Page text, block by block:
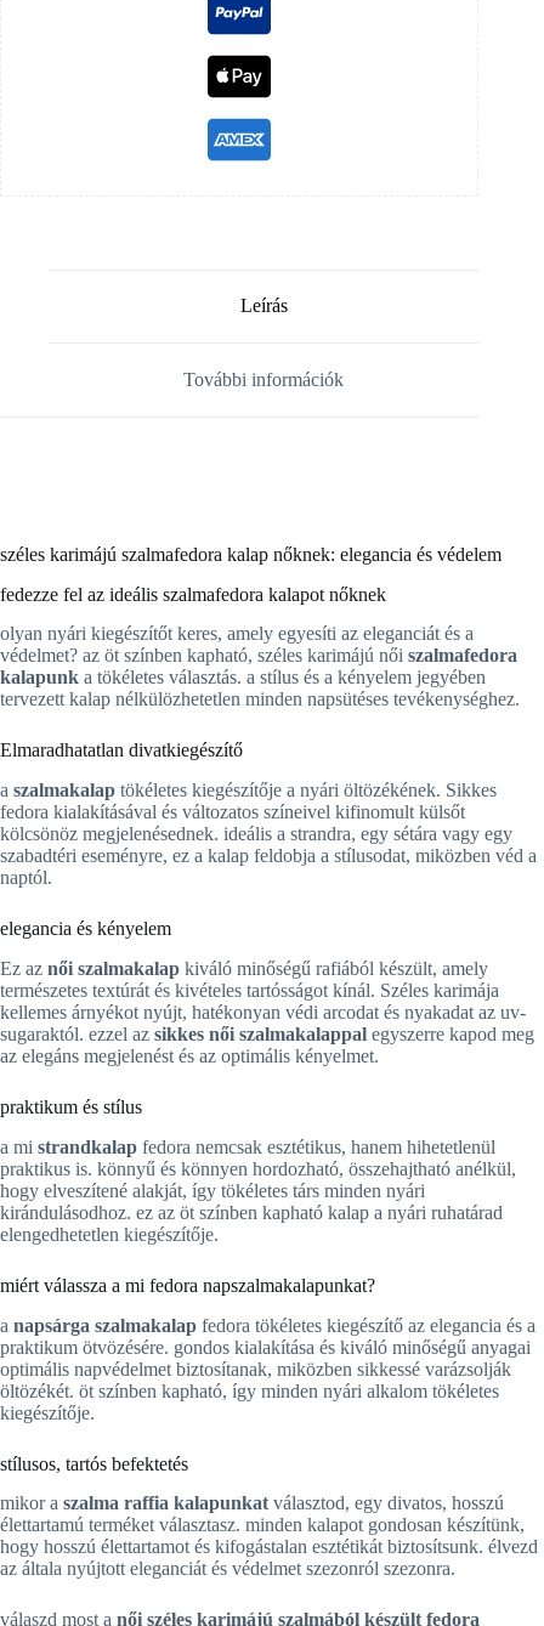
Leírás
További információk
széles karimájú szalmafedora kalap nőknek: elegancia és védelem
fedezze fel az ideális szalmafedora kalapot nőknek
olyan nyári kiegészítőt keres, amely egyesíti az eleganciát és a
védelmet? az öt színben kapható, széles karimájú női szalmafedora
kalapunk a tökéletes választás. a stílus és a kényelem jegyében
tervezett kalap nélkülözhetetlen minden napsütéses tevékenységhez.
Elmaradhatatlan divatkiegészítő
a szalmakalap tökéletes kiegészítője a nyári öltözékének. Sikkes
fedora kialakításával és változatos színeivel kifinomult külsőt
kölcsönöz megjelenésednek. ideális a strandra, egy sétára vagy egy
szabadtéri eseményre, ez a kalap feldobja a stílusodat, miközben véd a
naptól.
elegancia és kényelem
Ez az női szalmakalap kiváló minőségű rafiából készült, amely
természetes textúrát és kivételes tartósságot kínál. Széles karimája
kellemes árnyékot nyújt, hatékonyan védi arcodat és nyakadat az uv-
sugaraktól. ezzel az sikkes női szalmakalappal egyszerre kapod meg
az elegáns megjelenést és az optimális kényelmet.
praktikum és stílus
a mi strandkalap fedora nemcsak esztétikus, hanem hihetetlenül
praktikus is. könnyű és könnyen hordozható, összehajtható anélkül,
hogy elveszítené alakját, így tökéletes társ minden nyári
kirándulásodhoz. ez az öt színben kapható kalap a nyári ruhatárad
elengedhetetlen kiegészítője.
miért válassza a mi fedora napszalmakalapunkat?
a napsárga szalmakalap fedora tökéletes kiegészítő az elegancia és a
praktikum ötvözésére. gondos kialakítása és kiváló minőségű anyagai
optimális napvédelmet biztosítanak, miközben sikkessé varázsolják
öltözékét. öt színben kapható, így minden nyári alkalom tökéletes
kiegészítője.
stílusos, tartós befektetés
mikor a szalma raffia kalapunkat választod, egy divatos, hosszú
élettartamú terméket választasz. minden kalapot gondosan készítünk,
hogy hosszú élettartamot és kifogástalan esztétikát biztosítsunk. élvezd
az általa nyújtott eleganciát és védelmet szezonról szezonra.
válaszd most a női széles karimájú szalmából készült fedora